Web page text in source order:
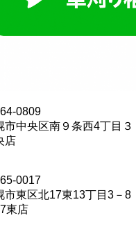
0809
市中央区南９条西4丁目３
店
市東区北17東13丁目3－8
東店